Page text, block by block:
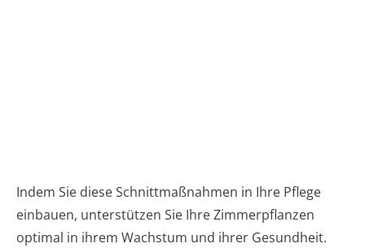
Indem Sie diese Schnittmaßnahmen in Ihre Pflege
einbauen, unterstützen Sie Ihre Zimmerpflanzen
optimal in ihrem Wachstum und ihrer Gesundheit.